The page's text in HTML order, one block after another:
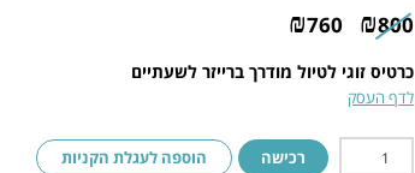
₪800
₪760
כרטיס זוגי לטיול מודרך ברייזר לשעתיים
לדף העסק
רכישה הוספה לעגלת הקניות